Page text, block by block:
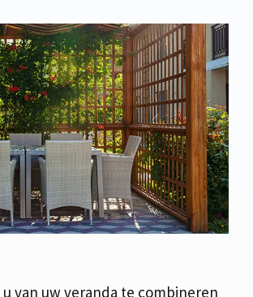
van uw veranda te combineren